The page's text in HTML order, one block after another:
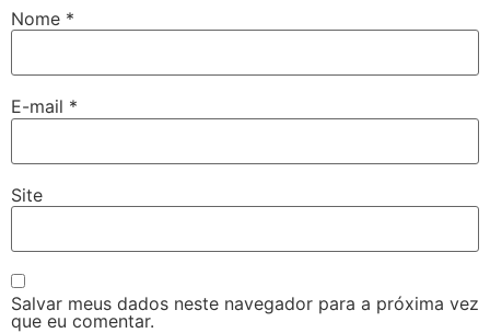
Nome *
E-mail *
Site
Salvar meus dados neste navegador para a próxima vez
que eu comentar.